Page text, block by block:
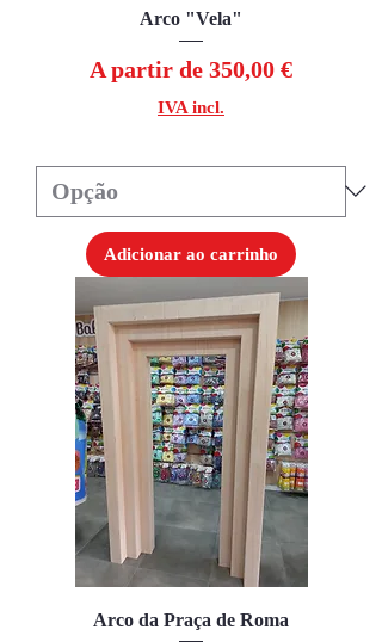
Arco "Vela"
A partir de 350,00 €
Preço promocional
IVA incl.
Adicionar ao carrinho
Arco da Praça de Roma